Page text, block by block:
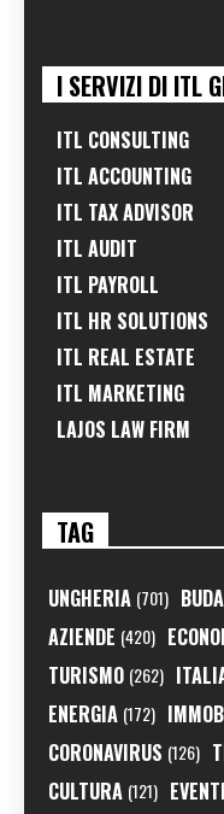
I SERVIZI DI ITL
ITL CONSULTING
ITL ACCOUNTING
ITL TAX ADVISOR
ITL AUDIT
ITL PAYROLL
ITL HR SOLUTIONS
ITL REAL ESTATE
ITL MARKETING
LAJOS LAW FIRM
TAG
UNGHERIA (701)
AZIENDE (420)
TURISMO (262)
ENERGIA (172)
CORONAVIRUS (126)
CULTURA (121) EVENTI